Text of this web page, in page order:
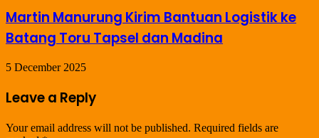
Martin Manurung Kirim Bantuan Logistik ke
Batang Toru Tapsel dan Madina
5 December 2025
Leave a Reply
Your email address will not be published. Required fields are